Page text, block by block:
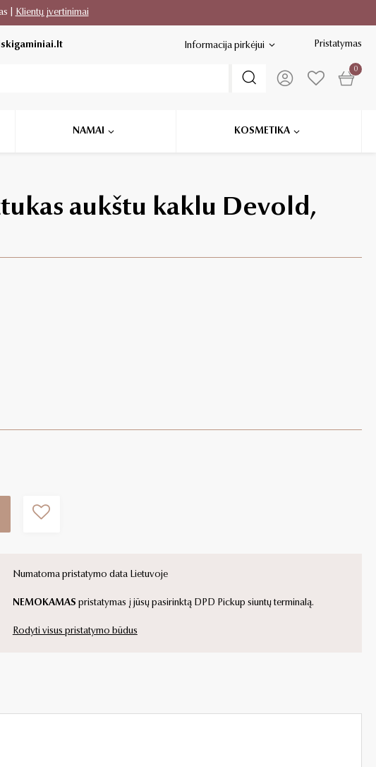
| Klientų įvertinimai
Informacija pirkėjui Pristatymas
0
NAMAI KOSMETIKA
aukštu kaklu Devold,
Numatoma pristatymo data Lietuvoje
NEMOKAMAS pristatymas į jūsų pasirinktą DPD Pickup siuntų terminalą.
Rodyti visus pristatymo būdus